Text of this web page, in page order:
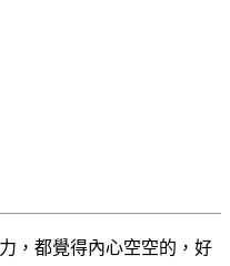
，都覺得內心空空的，好